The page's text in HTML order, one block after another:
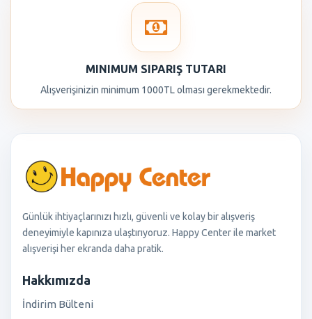
MINIMUM SIPARIŞ TUTARI
Alışverişinizin minimum 1000TL olması gerekmektedir.
Günlük ihtiyaçlarınızı hızlı, güvenli ve kolay bir alışveriş
deneyimiyle kapınıza ulaştırıyoruz. Happy Center ile market
alışverişi her ekranda daha pratik.
Hakkımızda
İndirim Bülteni